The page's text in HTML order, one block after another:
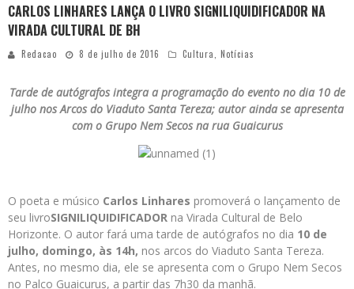
CARLOS LINHARES LANÇA O LIVRO SIGNILIQUIDIFICADOR NA
VIRADA CULTURAL DE BH
Redacao 8 de julho de 2016 Cultura Notícias
Tarde de autógrafos integra a programação do evento no dia 10 de
julho nos Arcos do Viaduto Santa Tereza; autor ainda se apresenta
com o Grupo Nem Secos na rua Guaicurus
O poeta e músico Carlos Linhares promoverá o lançamento de
seu livroSIGNILIQUIDIFICADOR na Virada Cultural de Belo
Horizonte. O autor fará uma tarde de autógrafos no dia 10 de
julho, domingo, às 14h, nos arcos do Viaduto Santa Tereza.
Antes, no mesmo dia, ele se apresenta com o Grupo Nem Secos
no Palco Guaicurus, a partir das 7h30 da manhã.